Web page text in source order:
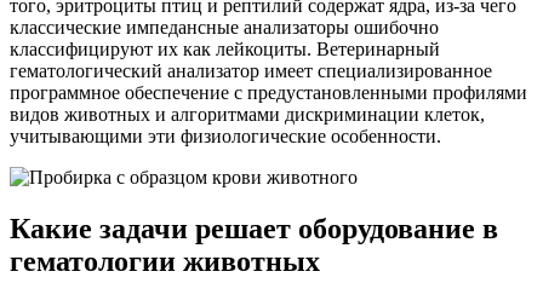
того, эритроциты птиц и рептилий содержат ядра, из-за чего
классические импедансные анализаторы ошибочно
классифицируют их как лейкоциты. Ветеринарный
гематологический анализатор имеет специализированное
программное обеспечение с предустановленными профилями
видов животных и алгоритмами дискриминации клеток,
учитывающими эти физиологические особенности.
Какие задачи решает оборудование в
гематологии животных